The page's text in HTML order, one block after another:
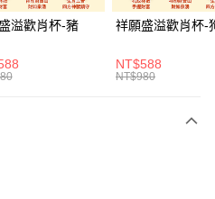
單成立後會自動跳轉到大哥付的交易
期數、繳款截止日，確認付款後即完
溢歡肖杯-豬 祥願盛溢歡肖杯-
NT$588
NT$980